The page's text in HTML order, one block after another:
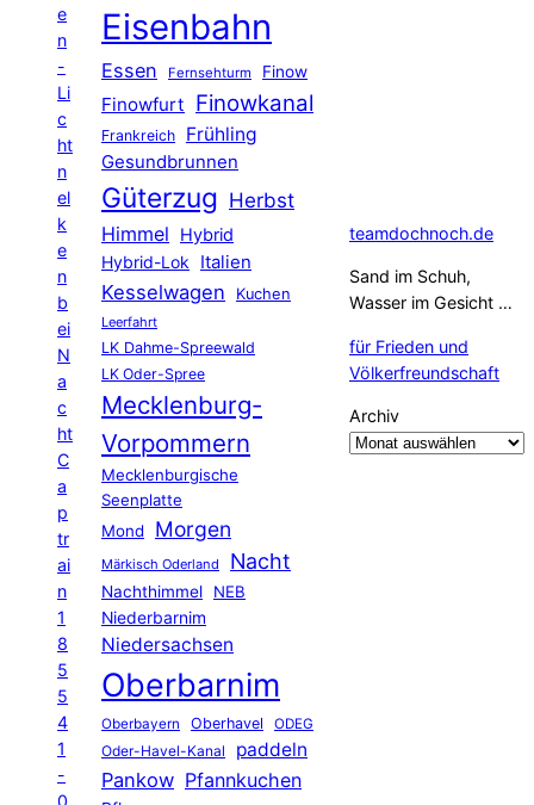
e
n
-
Li
c
ht
n
el
k
e
n
b
ei
N
a
c
ht
C
a
p
tr
ai
n
1
8
5
5
4
1
-
Eisenbahn
Essen Fernsehturm Finow
Finowfurt Finowkanal
Frankreich Frühling
Gesundbrunnen
Güterzug Herbst
Himmel
Hybrid
Hybrid-Lok Italien
Kesselwagen Kuchen
Leerfahrt
LK Dahme-Spreewald
LK Oder-Spree
Mecklenburg-
Vorpommern
Mecklenburgische
Seenplatte
Mond
Morgen
Märkisch Oderland Nacht
Nachthimmel
NEB
Niederbarnim
Niedersachsen
Oberbarnim
Oberbayern Oberhavel ODEG
Oder-Havel-Kanal paddeln
Pankow Pfannkuchen
teamdochnoch.de
Sand im Schuh,
Wasser im Gesicht …
für Frieden und
Völkerfreundschaft
Archiv